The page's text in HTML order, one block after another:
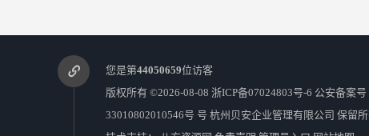
您是第44050659位访客
版权所有 ©2026-08-08 浙ICP备07024803号-6 公安备案
33010802010546号 号 杭州贝安企业管理有限公司 保留